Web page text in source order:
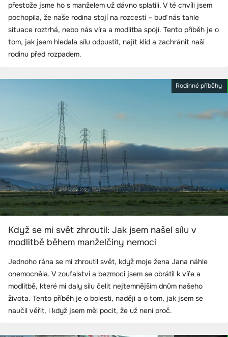
přestože jsme ho s manželem už dávno splatili. V té chvíli jsem
pochopila, že naše rodina stojí na rozcestí – buď nás tahle
situace roztrhá, nebo nás víra a modlitba spojí. Tento příběh je o
tom, jak jsem hledala sílu odpustit, najít klid a zachránit naši
rodinu před rozpadem.
Rodinné příběhy
Když se mi svět zhroutil: Jak jsem našel sílu v
modlitbě během manželčiny nemoci
Jednoho rána se mi zhroutil svět, když moje žena Jana náhle
onemocněla. V zoufalství a bezmoci jsem se obrátil k víře a
modlitbě, které mi daly sílu čelit nejtemnějším dnům našeho
života. Tento příběh je o bolesti, naději a o tom, jak jsem se
naučil věřit, i když jsem měl pocit, že už není proč.